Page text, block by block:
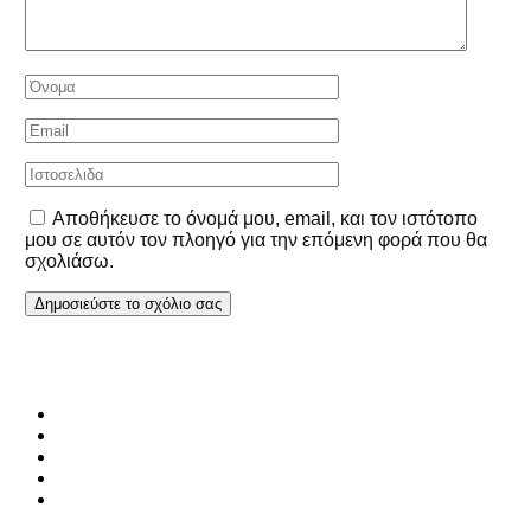
Αποθήκευσε το όνομά μου, email, και τον ιστότοπο
μου σε αυτόν τον πλοηγό για την επόμενη φορά που θα
σχολιάσω.